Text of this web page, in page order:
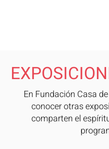
En Fundación Casa
conocer otras
comparten el